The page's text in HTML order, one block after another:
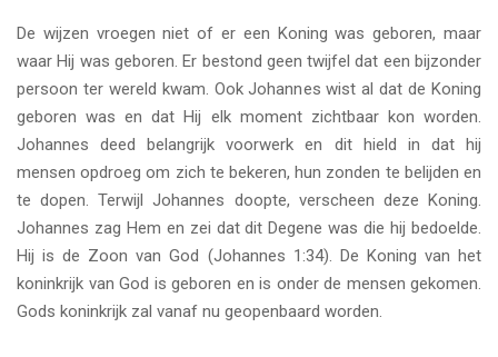
De wijzen vroegen niet of er een Koning was geboren, maar
waar Hij was geboren. Er bestond geen twijfel dat een bijzonder
persoon ter wereld kwam. Ook Johannes wist al dat de Koning
geboren was en dat Hij elk moment zichtbaar kon worden.
Johannes deed belangrijk voorwerk en dit hield in dat hij
mensen opdroeg om zich te bekeren, hun zonden te belijden en
te dopen. Terwijl Johannes doopte, verscheen deze Koning.
Johannes zag Hem en zei dat dit Degene was die hij bedoelde.
Hij is de Zoon van God (Johannes 1:34). De Koning van het
koninkrijk van God is geboren en is onder de mensen gekomen.
Gods koninkrijk zal vanaf nu geopenbaard worden.